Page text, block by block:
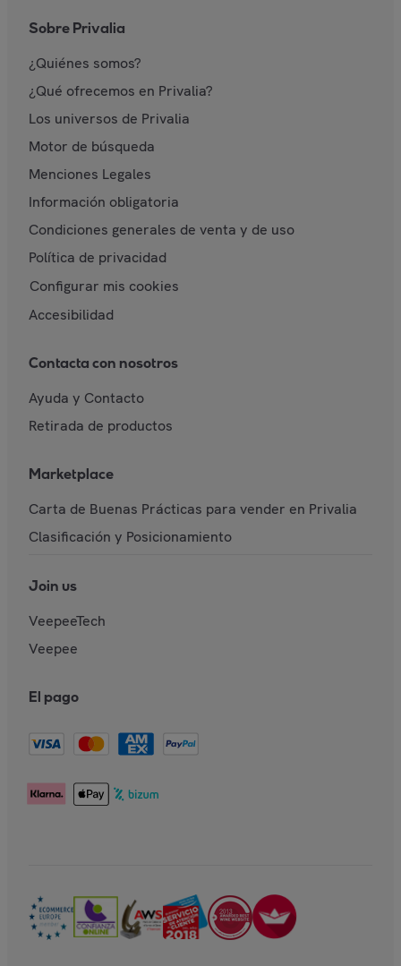
Sobre Privalia
¿Quiénes somos?
¿Qué ofrecemos en Privalia?
Los universos de Privalia
Motor de búsqueda
Menciones Legales
Información obligatoria
Condiciones generales de venta y de uso
Política de privacidad
Configurar mis cookies
Accesibilidad
Contacta con nosotros
Ayuda y Contacto
Retirada de productos
Marketplace
Carta de Buenas Prácticas para vender en Privalia
Clasificación y Posicionamiento
Join us
VeepeeTech
Veepee
El pago